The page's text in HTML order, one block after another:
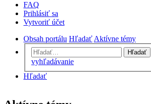
FAQ
Prihlásiť sa
Vytvoriť účet
Obsah portálu HľadaťAktívne témy
Hľadať
vyhľadávanie
Hľadať